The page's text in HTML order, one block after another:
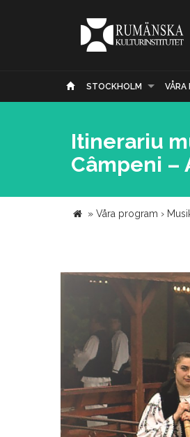
STOCKHOLM VÅRA
Itinerariu
Câmpeni –
» Våra program ›